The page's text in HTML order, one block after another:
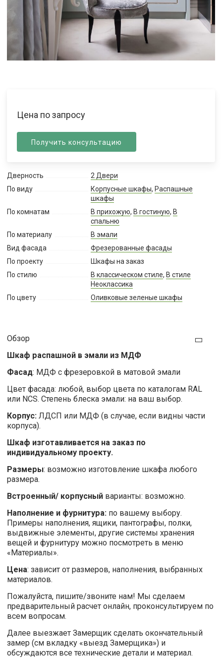
Цена по запросу
Получить консультацию
Дверность
2 Двери
По виду
Корпусные шкафы, Распашные
шкафы
По комнатам
В прихожую, В гостиную, В
спальню
По материалу
В эмали
Вид фасада
Фрезерованные фасады
По проекту
Шкафы на заказ
По стилю
В классическом стиле, В стиле
Неоклассика
По цвету
Оливковые зеленые шкафы
Обзор
Шкаф распашной в эмали из МДФ
Фасад: МДФ с фрезеровкой в матовой эмали
Цвет фасада: любой, выбор цвета по каталогам RAL
или NCS. Степень блеска эмали: на ваш выбор.
Корпус: ЛДСП или МДФ (в случае, если видны части
корпуса).
Шкаф изготавливается на заказ по
индивидуальному проекту.
Размеры: возможно изготовление шкафа любого
размера.
Встроенный/ корпусный варианты: возможно.
Наполнение и фурнитура: по вашему выбору.
Примеры наполнения, ящики, пантографы, полки,
выдвижные элементы, другие системы хранения
вещей и фурнитуру можно посмотреть в меню
«Материалы».
Цена: зависит от размеров, наполнения, выбранных
материалов.
Пожалуйста, пишите/звоните нам! Мы сделаем
предварительный расчет онлайн, проконсультируем по
всем вопросам.
Далее выезжает Замерщик сделать окончательный
замер (см вкладку «выезд Замерщика») и
обсуждаются все технические детали и материал.